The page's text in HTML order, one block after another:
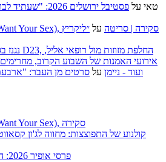
טאי על
פסטיבל ירושלים
״בוסית בהפרעה״ (I Want Your Sex), סקירה | סריטה על ״ליקריץ
אירועי האמנות של השבוע הקרוב,
ועוד - ניימן על סרטים מן העבר: "ארבעת
״בוסית בהפרעה״ (I Want Your Sex), סקירה
קולנוע של התפוצצות: מחווה לג'ון
פרסי אופיר 2026: המועמדים והמועמדות